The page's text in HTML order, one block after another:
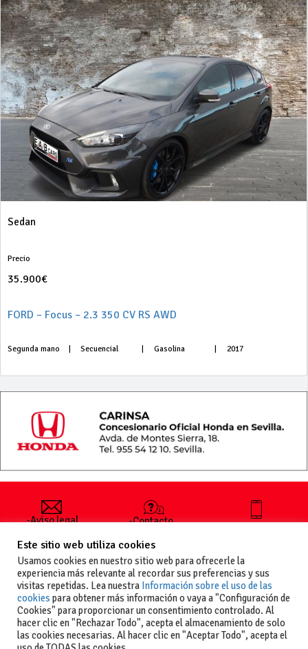
Sedan
Precio
35.900€
FORD – Focus – 2.3 350 CV RS AWD
Segunda mano Secuencial Gasolina 2017
-Aviso legal
generales
de uso
-Política de
privacidad
-Política de
cookies
-Contacto
publicar un
anuncio
-Vende+
+34 627 35
Este sitio web utiliza cookies
Usamos cookies en nuestro sitio web para ofrecerle la
experiencia más relevante al recordar sus preferencias y sus
visitas repetidas. Lea nuestra Información sobre el uso de las
cookies para obtener más información o vaya a "Configuración de
Cookies" para proporcionar un consentimiento controlado. Al
hacer clic en "Rechazar Todo", acepta el almacenamiento de solo
las cookies necesarias. Al hacer clic en "Aceptar Todo", acepta el